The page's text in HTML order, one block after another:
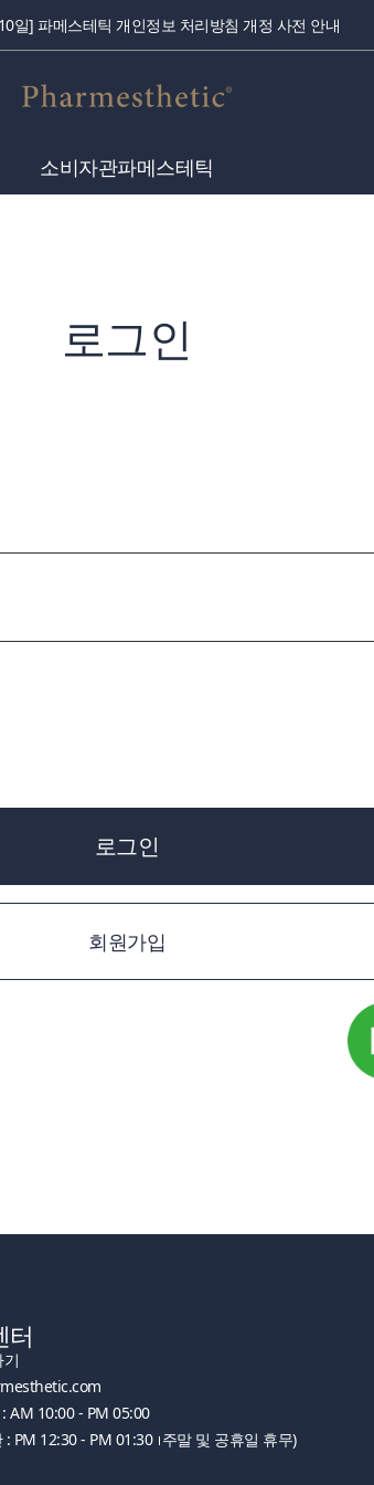
일] 파메스테틱 개인정보 처리방침 개정 사전 안내
소비자관파메스테틱
로그인
로그인
회원가입
터
AM 10:00 - PM 05:00
: PM 12:30 - PM 01:30 주말 및 공휴일 휴무)